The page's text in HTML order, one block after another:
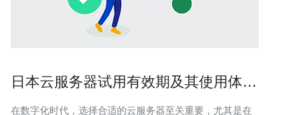
日本云服务器试用有效期及其使用体验
在数字化时代，选择合适的云服务器至关重要，尤其是在